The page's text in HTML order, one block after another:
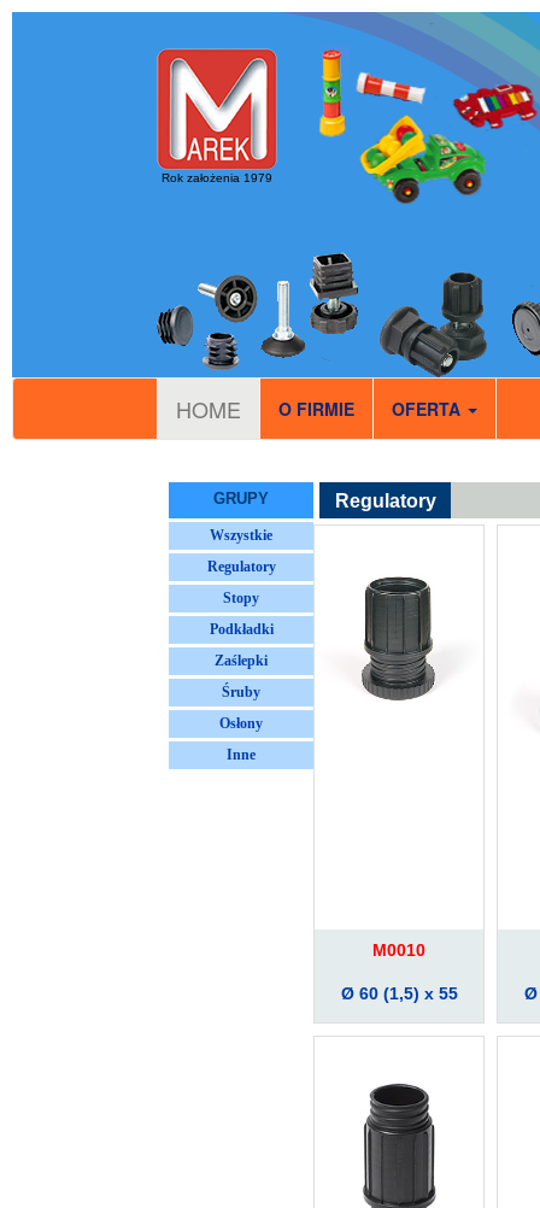
Rok założenia 1979
HOME O FIRMIE OFERTA
GRUPY
Wszystkie
Regulatory
Stopy
Podkładki
Zaślepki
Śruby
Osłony
Inne
Regulatory
M0010
Ø 60 (1,5) x 55 Ø